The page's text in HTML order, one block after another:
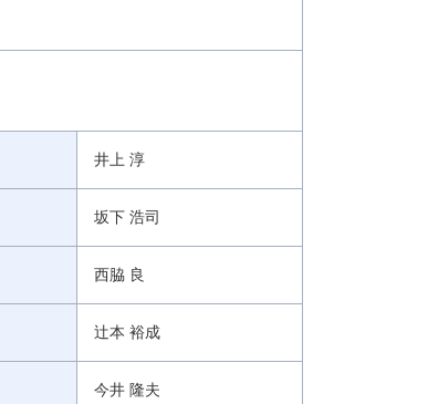
井上 淳
坂下 浩司
西脇 良
辻本 裕成
今井 隆夫